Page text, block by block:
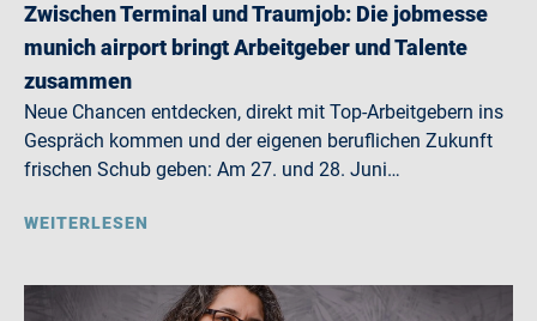
Zwischen Terminal und Traumjob: Die jobmesse
munich airport bringt Arbeitgeber und Talente
zusammen
Neue Chancen entdecken, direkt mit Top-Arbeitgebern ins
Gespräch kommen und der eigenen beruflichen Zukunft
frischen Schub geben: Am 27. und 28. Juni…
WEITERLESEN